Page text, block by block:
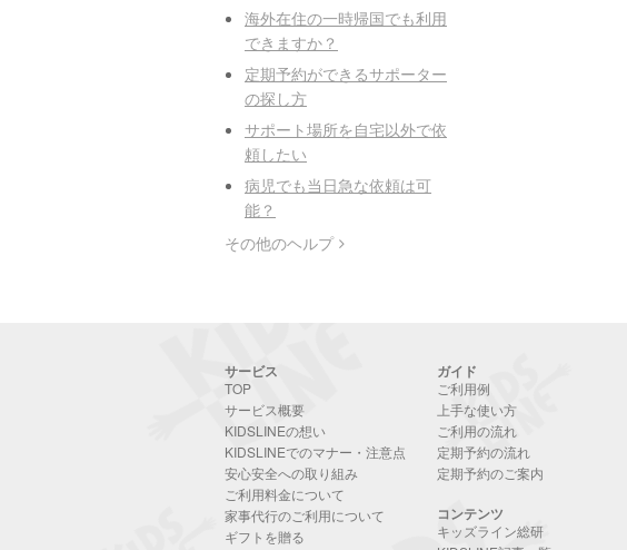
海外在住の一時帰国でも利用
できますか？
定期予約ができるサポーター
の探し方
サポート場所を自宅以外で依
頼したい
病児でも当日急な依頼は可
能？
その他のヘルプ
サービス
TOP
サービス概要
KIDSLINEの想い
KIDSLINEでのマナー・注意点
安心安全への取り組み
ご利用料金について
家事代行のご利用について
ギフトを贈る
ガイド
ご利用例
上手な使い方
ご利用の流れ
定期予約の流れ
定期予約のご案内
コンテンツ
キッズライン総研